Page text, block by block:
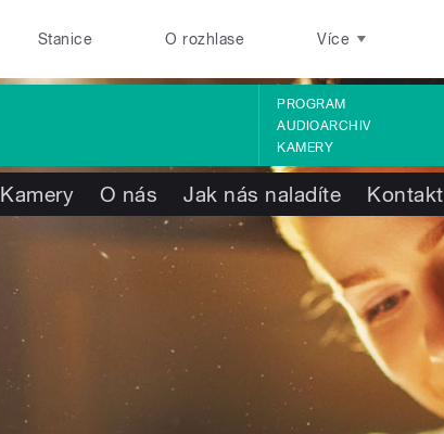
Stanice O rozhlase Více
PROGRAM
AUDIOARCHIV
KAMERY
Kamery O nás Jak nás naladíte Kontakt